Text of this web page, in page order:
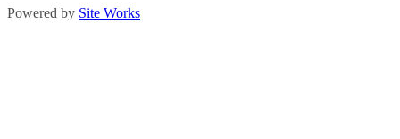
Powered by Site Works